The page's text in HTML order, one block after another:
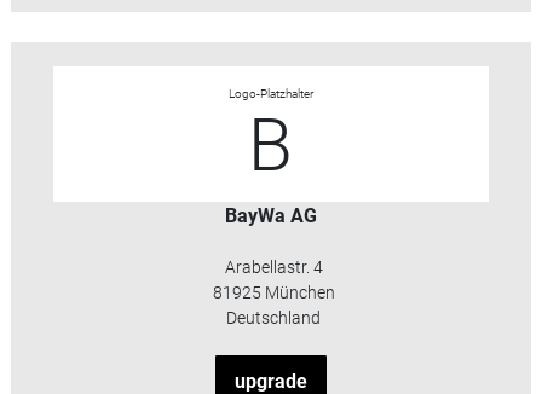
Logo-Platzhalter
B
BayWa AG
Arabellastr. 4
81925 München
Deutschland
upgrade